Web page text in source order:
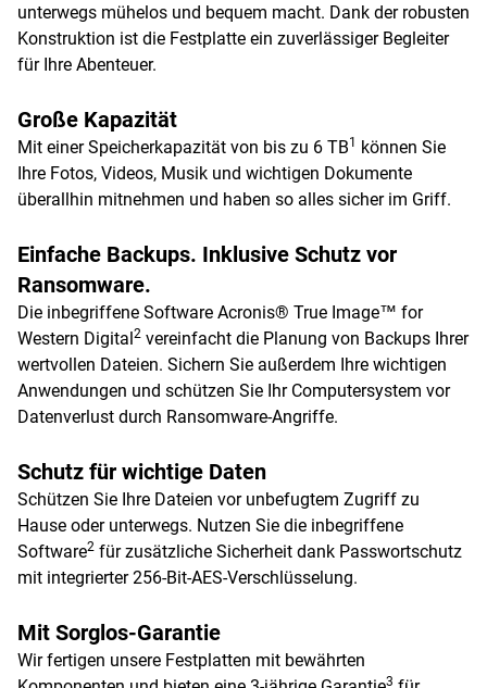
unterwegs mühelos und bequem macht. Dank der robusten
Konstruktion ist die Festplatte ein zuverlässiger Begleiter
für Ihre Abenteuer.
Große Kapazität
Mit einer Speicherkapazität von bis zu 6 TB1
können Sie
Ihre Fotos, Videos, Musik und wichtigen Dokumente
überallhin mitnehmen und haben so alles sicher im Griff.
Einfache Backups. Inklusive Schutz vor
Ransomware.
Die inbegriffene Software Acronis® True Image™ for
Western Digital2 vereinfacht die Planung von Backups Ihrer
wertvollen Dateien. Sichern Sie außerdem Ihre wichtigen
Anwendungen und schützen Sie Ihr Computersystem vor
Datenverlust durch Ransomware-Angriffe.
Schutz für wichtige Daten
Schützen Sie Ihre Dateien vor unbefugtem Zugriff zu
Hause oder unterwegs. Nutzen Sie die inbegriffene
Software2 für zusätzliche Sicherheit dank Passwortschutz
mit integrierter 256-Bit-AES-Verschlüsselung.
Mit Sorglos-Garantie
Wir fertigen unsere Festplatten mit bewährten
3